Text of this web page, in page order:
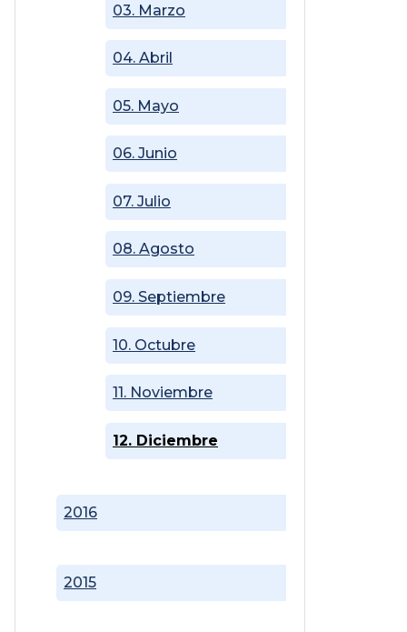
2015
2016
03. Marzo
04. Abril
05. Mayo
06. Junio
07. Julio
08. Agosto
09. Septiembre
10. Octubre
11. Noviembre
12. Diciembre